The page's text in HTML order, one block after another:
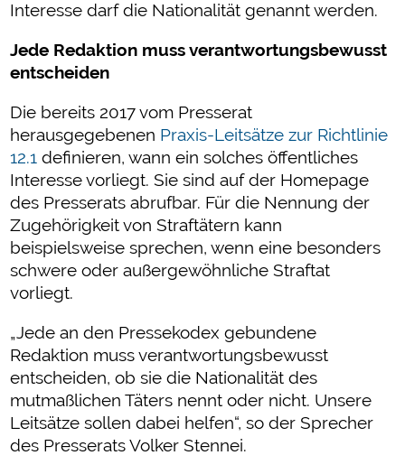
Interesse darf die Nationalität genannt werden.
Jede Redaktion muss verantwortungsbewusst
entscheiden
Die bereits 2017 vom Presserat
herausgegebenen Praxis-Leitsätze zur Richtlinie
12.1 definieren, wann ein solches öffentliches
Interesse vorliegt. Sie sind auf der Homepage
des Presserats abrufbar. Für die Nennung der
Zugehörigkeit von Straftätern kann
beispielsweise sprechen, wenn eine besonders
schwere oder außergewöhnliche Straftat
vorliegt.
„Jede an den Pressekodex gebundene
Redaktion muss verantwortungsbewusst
entscheiden, ob sie die Nationalität des
mutmaßlichen Täters nennt oder nicht. Unsere
Leitsätze sollen dabei helfen“, so der Sprecher
des Presserats Volker Stennei.